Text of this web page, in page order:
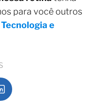
para você outros
Tecnologia e